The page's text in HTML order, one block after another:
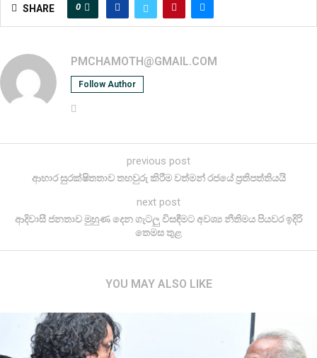
SHARE 0
PMCHAMOTH@GMAIL.COM
Follow Author
previous post
ආහාර සුරක්ෂිතතාව තහවුරු කිරීම වත්මන් රජයේ ප්‍රතිපත්තියයි
next post
ආදිවාසී ජනතාව මුහුණ දෙන ගැටලු විසඳීමට අවශ්‍ය නීතිමය පියවර ඉදිරි
තෙමස තුළ
YOU MAY ALSO LIKE